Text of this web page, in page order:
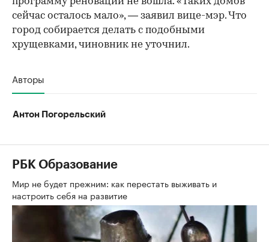
сейчас осталось мало», — заявил вице-мэр. Что
город собирается делать с подобными
хрущевками, чиновник не уточнил.
Авторы
Антон Погорельский
РБК Образование
Мир не будет прежним: как перестать выживать и
настроить себя на развитие